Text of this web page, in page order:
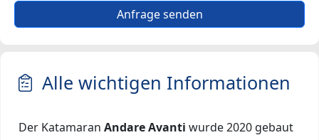
Anfrage senden
Alle wichtigen Informationen
Der Katamaran Andare Avanti wurde 2020 gebaut